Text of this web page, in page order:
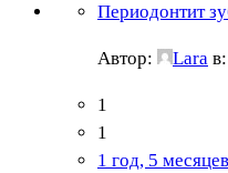
Периодонтит
Автор: Lara в:
1
1
1 год, 5